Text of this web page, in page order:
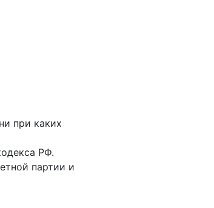
при каких
РФ.
партии и